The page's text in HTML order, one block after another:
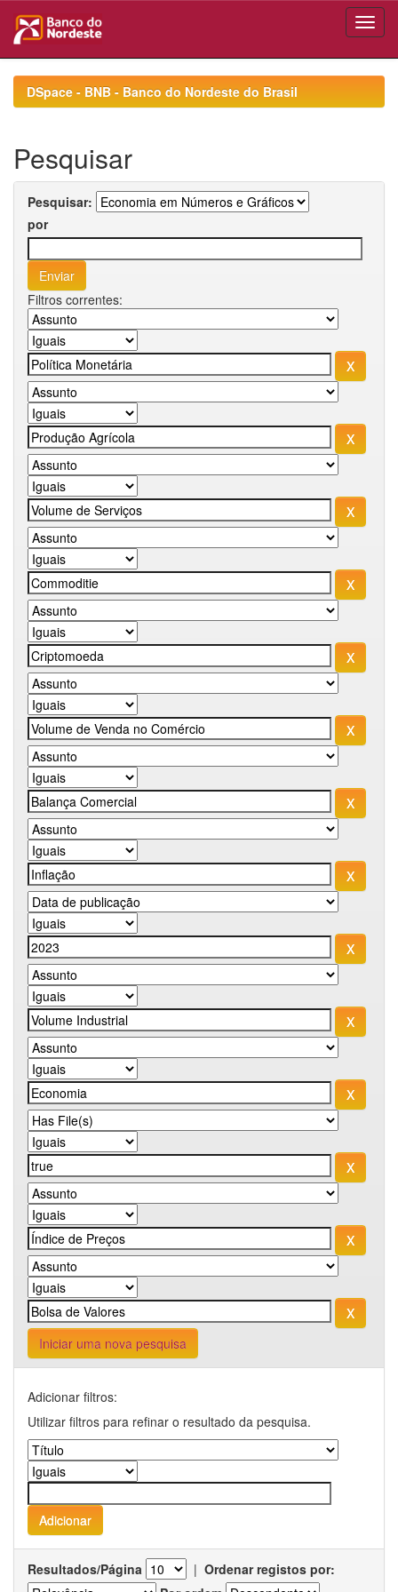
navigationDSpace - BNB - Banco do Nordeste do Brasil
Pesquisar
Pesquisar:
por
Filtros correntes:
Iniciar uma nova pesquisa
Adicionar filtros:
Utilizar filtros para refinar o resultado da pesquisa.
Resultados/Página | Ordenar registos por: